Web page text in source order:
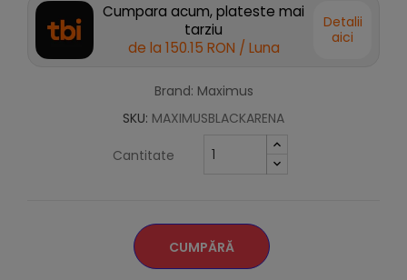
Cumpara acum, plateste mai
tarziu
de la 150.15 RON / Luna
Detalii
aici
Brand: Maximus
SKU: MAXIMUSBLACKARENA
Cantitate
CUMPĂRĂ